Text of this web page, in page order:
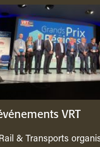
VRT
& Transports